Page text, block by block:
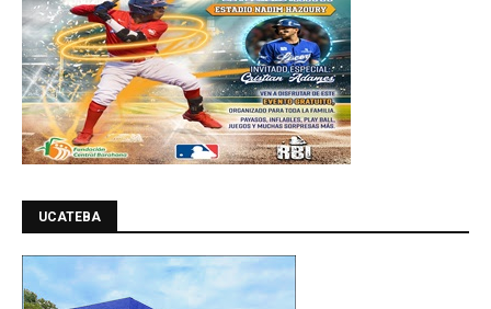
UCATEBA